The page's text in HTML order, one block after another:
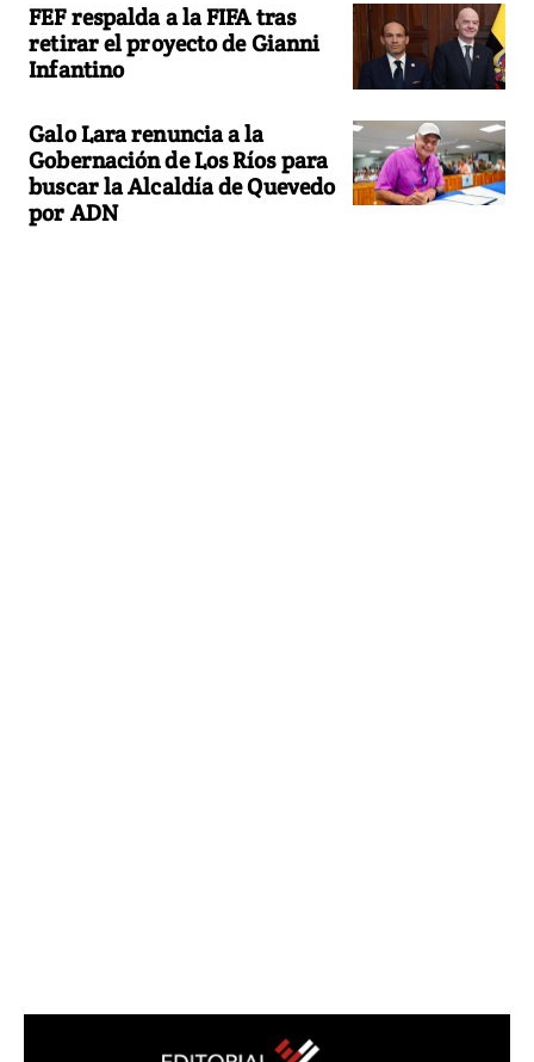
FEF respalda a la FIFA tras
retirar el proyecto de Gianni
Infantino
Galo Lara renuncia a la
Gobernación de Los Ríos para
buscar la Alcaldía de Quevedo
por ADN